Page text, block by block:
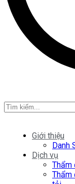
Giới thiệu
Danh
Dịch vụ
Thẩm
Thẩm